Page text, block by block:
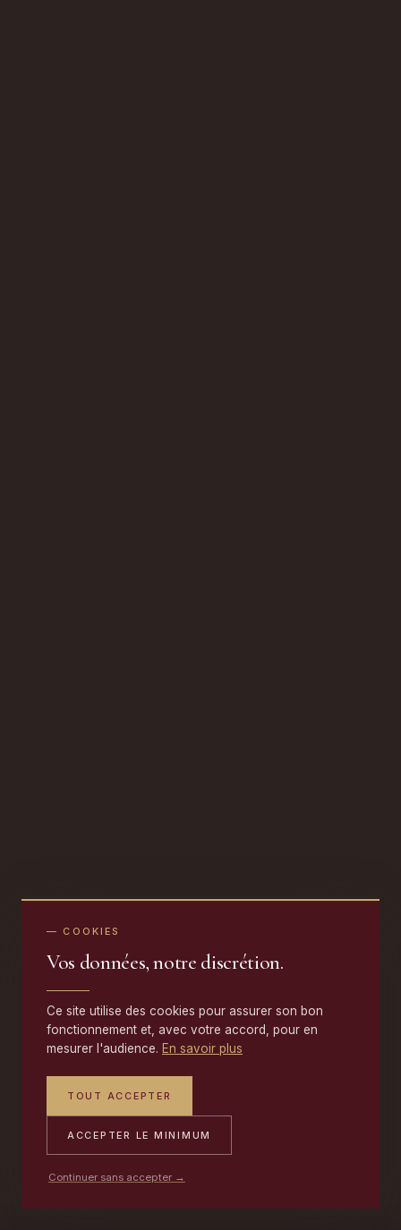
— COOKIES
Vos données, notre discrétion.
Ce site utilise des cookies pour assurer son bon
fonctionnement et, avec votre accord, pour en
mesurer l'audience. En savoir plus
TOUT ACCEPTER
ACCEPTER LE MINIMUM
Continuer sans accepter →